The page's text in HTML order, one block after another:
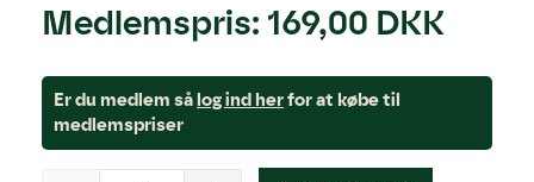
Medlemspris: 169,00 DKK
Er du medlem så log ind herfor at købe til
medlemspriser